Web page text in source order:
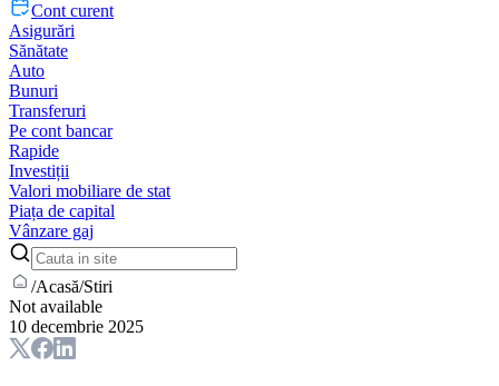
Cont curent
Asigurări
Sănătate
Auto
Bunuri
Transferuri
Pe cont bancar
Rapide
Investiții
Valori mobiliare de stat
Piața de capital
Vânzare gaj
/Acasă/Stiri
Not available
10 decembrie 2025